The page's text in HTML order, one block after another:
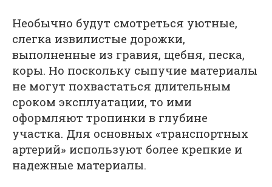
Необычно будут смотреться уютные,
слегка извилистые дорожки,
выполненные из гравия, щебня, песка,
коры. Но поскольку сыпучие материалы
не могут похвастаться длительным
сроком эксплуатации, то ими
оформляют тропинки в глубине
участка. Для основных «транспортных
артерий» используют более крепкие и
надежные материалы.